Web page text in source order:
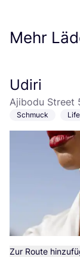
Mehr
Udiri
Ajibodu Street
Schmuck
Zur Route